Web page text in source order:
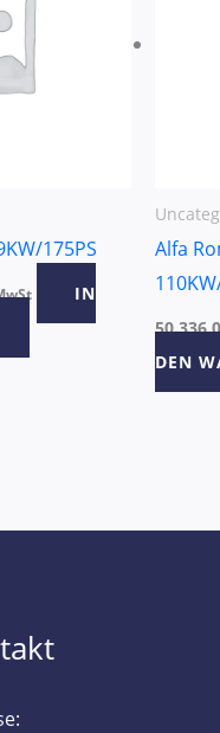
175PS
IN
Alfa
DEN